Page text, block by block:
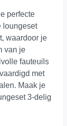
perfecte
loungeset
waardoor je
van je
fauteuils
met
Maak je
3-delig